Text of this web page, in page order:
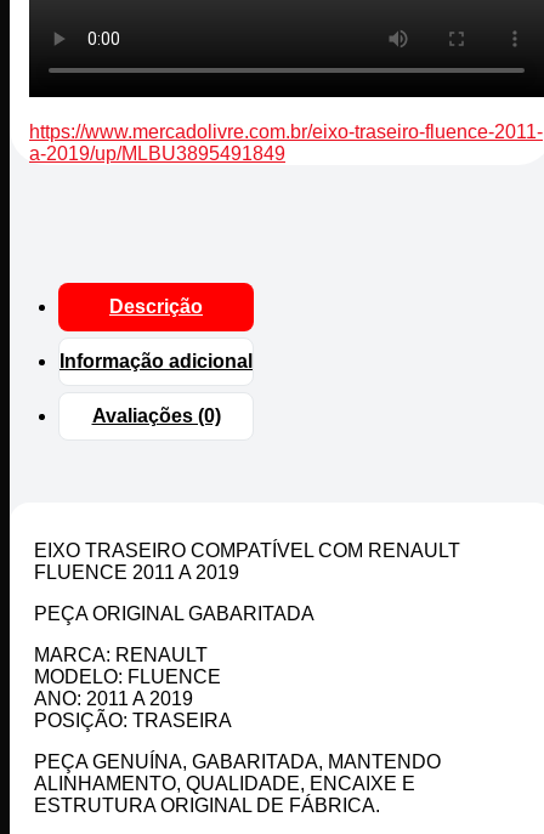
https://www.mercadolivre.com.br/eixo-traseiro-fluence-2011-
a-2019/up/MLBU3895491849
Descrição
Informação adicional
Avaliações (0)
EIXO TRASEIRO COMPATÍVEL COM RENAULT
FLUENCE 2011 A 2019
PEÇA ORIGINAL GABARITADA
MARCA: RENAULT
MODELO: FLUENCE
ANO: 2011 A 2019
POSIÇÃO: TRASEIRA
PEÇA GENUÍNA, GABARITADA, MANTENDO
ALINHAMENTO, QUALIDADE, ENCAIXE E
ESTRUTURA ORIGINAL DE FÁBRICA.